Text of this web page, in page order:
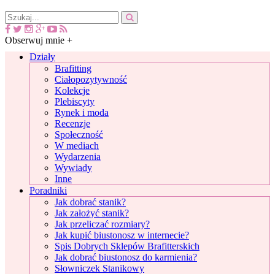
Obserwuj mnie +
Działy
Brafitting
Ciałopozytywność
Kolekcje
Plebiscyty
Rynek i moda
Recenzje
Społeczność
W mediach
Wydarzenia
Wywiady
Inne
Poradniki
Jak dobrać stanik?
Jak założyć stanik?
Jak przeliczać rozmiary?
Jak kupić biustonosz w internecie?
Spis Dobrych Sklepów Brafitterskich
Jak dobrać biustonosz do karmienia?
Słowniczek Stanikowy